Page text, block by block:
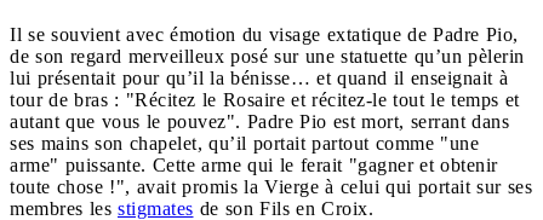
Il se souvient avec émotion du visage extatique de Padre Pio,
de son regard merveilleux posé sur une statuette qu’un pèlerin
lui présentait pour qu’il la bénisse… et quand il enseignait à
tour de bras : "Récitez le Rosaire et récitez-le tout le temps et
autant que vous le pouvez". Padre Pio est mort, serrant dans
ses mains son chapelet, qu’il portait partout comme "une
arme" puissante. Cette arme qui le ferait "gagner et obtenir
toute chose !", avait promis la Vierge à celui qui portait sur ses
membres les stigmates de son Fils en Croix.